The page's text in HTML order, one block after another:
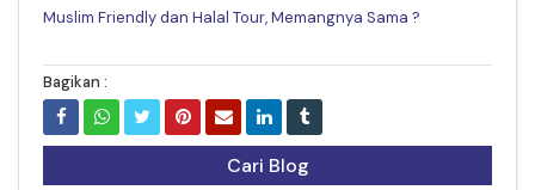
Muslim Friendly dan Halal Tour, Memangnya Sama ?
Bagikan :
Cari Blog